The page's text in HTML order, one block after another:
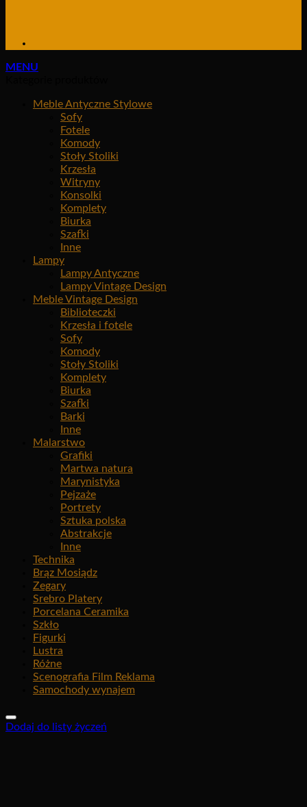
MENU
Meble Antyczne Stylowe
Sofy
Fotele
Komody
Stoły Stoliki
Krzesła
Witryny
Konsolki
Komplety
Biurka
Szafki
Inne
Lampy
Lampy Antyczne
Lampy Vintage Design
Meble Vintage Design
Biblioteczki
Krzesła i fotele
Sofy
Komody
Stoły Stoliki
Komplety
Biurka
Szafki
Barki
Inne
Malarstwo
Grafiki
Martwa natura
Marynistyka
Pejzaże
Portrety
Sztuka polska
Abstrakcje
Inne
Technika
Brąz Mosiądz
Zegary
Srebro Platery
Porcelana Ceramika
Szkło
Figurki
Lustra
Różne
Scenografia Film Reklama
Samochody wynajem
Dodaj do listy życzeń